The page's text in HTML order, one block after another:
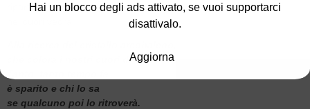
riporta il sereno
che colora i nostri cuori di sereno.
è sparito e chi lo sa
se qualcuno poi lo ritroverà.
Hai un blocco degli ads attivato, se vuoi supportarci
disattivalo.
Aggiorna